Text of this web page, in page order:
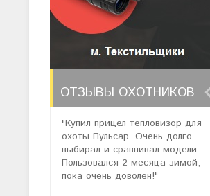
ОТЗЫВЫ ОХОТНИКОВ
"Купил прицел тепловизор для
охоты Пульсар. Очень долго
выбирал и сравнивал модели.
Пользовался 2 месяца зимой,
пока очень доволен!"